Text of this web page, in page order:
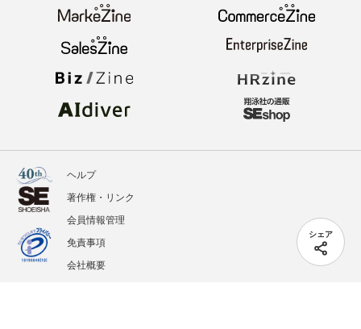
シェア
ヘルプ
著作権・リンク
会員情報管理
免責事項
会社概要